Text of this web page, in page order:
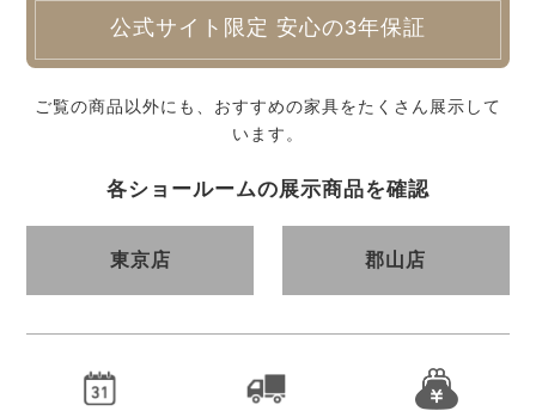
公式サイト限定 安心の3年保証
ご覧の商品以外にも、おすすめの家具をたくさん展示して
います。
各ショールームの展示商品を確認
東京店 郡山店